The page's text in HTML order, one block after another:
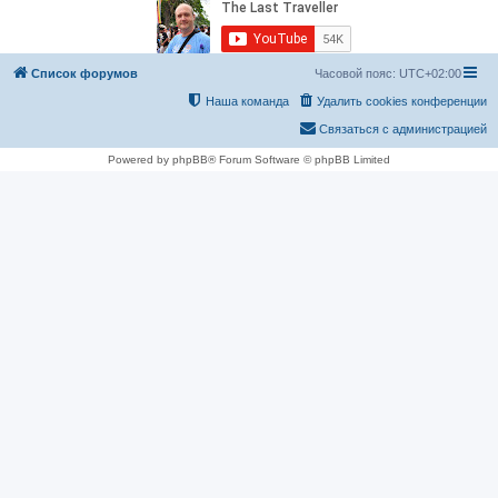
Список форумов Часовой пояс: UTC+02:00
Удалить cookies конференции
Наша команда
Связаться с администрацией
Powered by phpBB® Forum Software © phpBB Limited